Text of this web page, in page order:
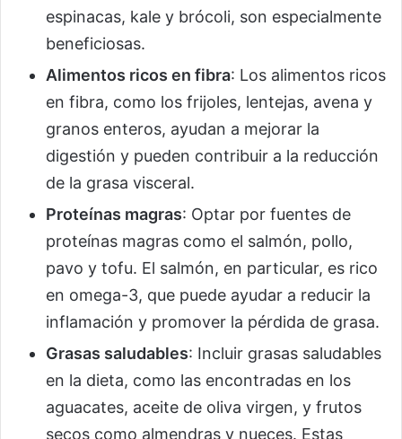
espinacas, kale y brócoli, son especialmente
beneficiosas.
Alimentos ricos en fibra: Los alimentos ricos
en fibra, como los frijoles, lentejas, avena y
granos enteros, ayudan a mejorar la
digestión y pueden contribuir a la reducción
de la grasa visceral.
Proteínas magras: Optar por fuentes de
proteínas magras como el salmón, pollo,
pavo y tofu. El salmón, en particular, es rico
en omega-3, que puede ayudar a reducir la
inflamación y promover la pérdida de grasa.
Grasas saludables: Incluir grasas saludables
en la dieta, como las encontradas en los
aguacates, aceite de oliva virgen, y frutos
secos como almendras y nueces. Estas